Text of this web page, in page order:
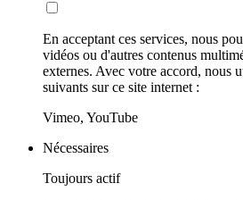
En acceptant ces services, nous
vidéos ou d'autres contenus
externes. Avec votre accord, nous
suivants sur ce site internet :
Vimeo, YouTube
Nécessaires
Toujours actif